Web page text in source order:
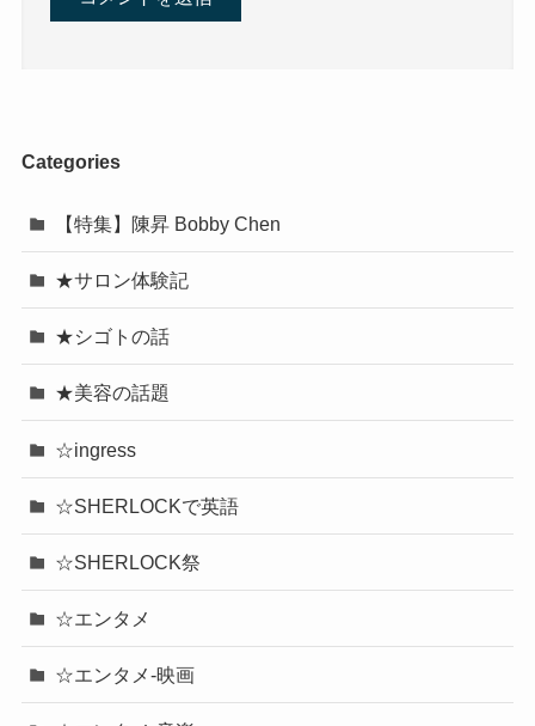
Categories
【特集】陳昇 Bobby Chen
★サロン体験記
★シゴトの話
★美容の話題
☆ingress
☆SHERLOCKで英語
☆SHERLOCK祭
☆エンタメ
☆エンタメ-映画